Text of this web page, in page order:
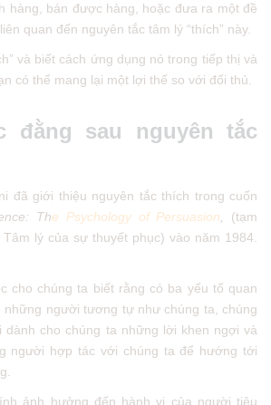
hàng, bán được hàng, hoặc đưa ra một đề
quan đến nguyên tắc tâm lý “thích” này.
và biết cách ứng dụng nó trong tiếp thị và
có thể mang lại một lợi thế so với đối thủ.
đằng sau nguyên tắc
đã giới thiệu nguyên tắc thích trong cuốn
The Psychology of Persuasion,
(tạm
lý của sự thuyết phục) vào năm 1984.
cho chúng ta biết rằng có ba yếu tố quan
những người tương tự như chúng ta, chúng
cho chúng ta những lời khen ngợi và
người hợp tác với chúng ta để hướng tới
ảnh hưởng đến hành vi của người tiêu